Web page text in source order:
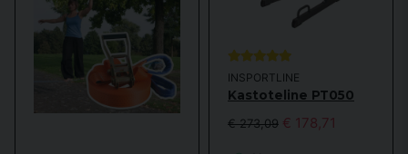
INSPORTLINE
Kastoteline PT050
€ 273,09 € 178,71